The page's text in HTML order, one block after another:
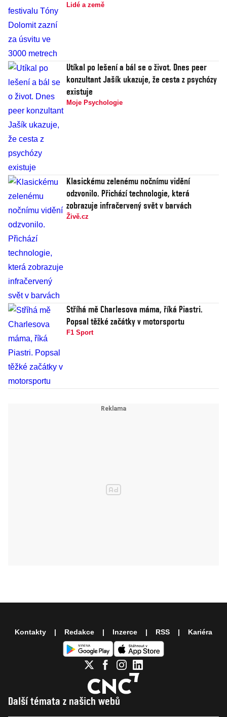
Lidé a země
Utíkal po lešení a bál se o život. Dnes peer
konzultant Jašík ukazuje, že cesta z psychózy
existuje
Moje Psychologie
Klasickému zelenému nočnímu vidění
odzvonilo. Přichází technologie, která
zobrazuje infračervený svět v barvách
Živě.cz
Stříhá mě Charlesova máma, říká Piastri.
Popsal těžké začátky v motorsportu
F1 Sport
Další témata z našich webů
Kontakty Redakce Inzerce RSS Kariéra